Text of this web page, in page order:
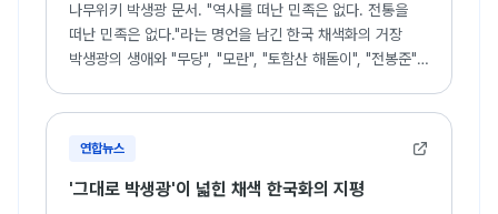
나무위키 박생광 문서. "역사를 떠난 민족은 없다. 전통을
떠난 민족은 없다."라는 명언을 남긴 한국 채색화의 거장
박생광의 생애와 "무당", "모란", "토함산 해돋이", "전봉준"
연합뉴스
'그대로 박생광'이 넓힌 채색 한국화의 지평